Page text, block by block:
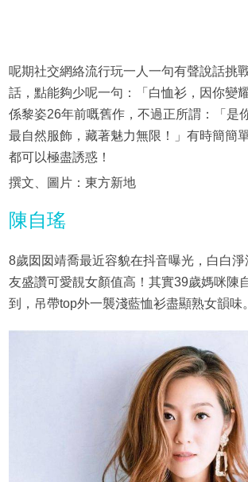
呢期社交網絡流行玩一人一句有聲說話挑
話，點能夠少呢一句：「白恤衫，因你
係黎姿26年前嘅舊作，不過正所謂：「是
最自然服飾，藏著魅力無限！」有時簡簡
都可以極盡誘惑！
撰文、圖片：東方新地
陳自瑤
8歲囡囡靖喬最近容貌在抖音曝光，白白
友盛讚可愛靚女顏值高！其實39歲媽咪陳
到，吊帶top外一襲淺藍恤衫盡顯熟女韻味。